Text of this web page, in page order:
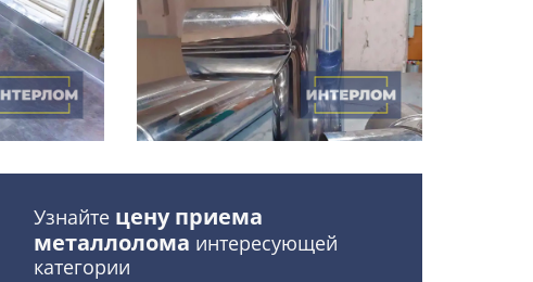
Узнайте цену приема
металлолома интересующей
категории